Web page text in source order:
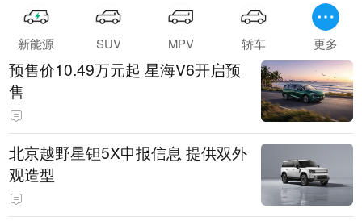
新能源 SUV MPV 轿车 更多
预售价10.49万元起 星海V6开启预
售
北京越野星钽5X申报信息 提供双外
观造型